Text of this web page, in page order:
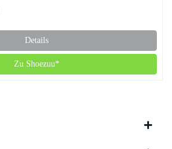
Details
Zu Shoezuu*